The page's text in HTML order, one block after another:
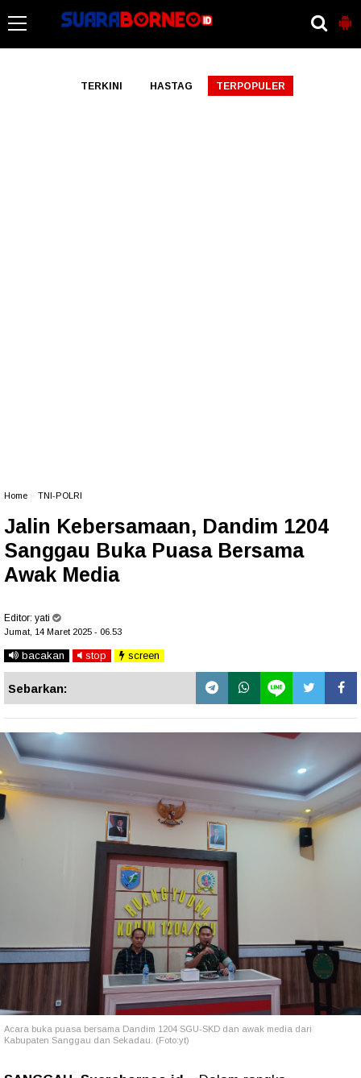
TERKINI HASTAG TERPOPULER
Home TNI-POLRI
Jalin Kebersamaan, Dandim 1204
Sanggau Buka Puasa Bersama
Awak Media
Editor: yati
Jumat, 14 Maret 2025 - 06.53
bacakan stop screen
Sebarkan:
Acara buka puasa bersama Dandim 1204 SGU-SKD dan awak media dari
Kabupaten Sanggau dan Sekadau. (Foto:yt)